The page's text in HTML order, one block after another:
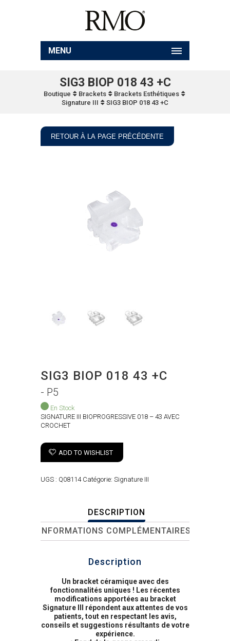
MENU
SIG3 BIOP 018 43 +C
Boutique Brackets
Brackets Esthétiques
Signature III
SIG3 BIOP 018 43 +C
RETOUR À LA PAGE PRÉCÉDENTE
SIG3 BIOP 018 43 +C
- P5
En Stock
SIGNATURE III BIOPROGRESSIVE 018 – 43 AVEC
CROCHET
ADD TO WISHLIST
UGS : Q08114 Catégorie: Signature III
DESCRIPTION
INFORMATIONS COMPLÉMENTAIRES
Description
Un bracket céramique avec des
fonctionnalités uniques ! Les récentes
modifications apportées au bracket
Signature III répondent aux attentes de vos
patients, tout en respectant les avis,
conseils et suggestions résultants de votre
expérience.